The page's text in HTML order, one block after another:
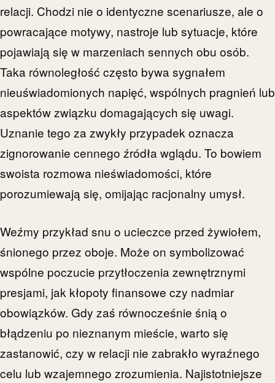
relacji. Chodzi nie o identyczne scenariusze, ale o
powracające motywy, nastroje lub sytuacje, które
pojawiają się w marzeniach sennych obu osób.
Taka równoległość często bywa sygnałem
nieuświadomionych napięć, wspólnych pragnień lub
aspektów związku domagających się uwagi.
Uznanie tego za zwykły przypadek oznacza
zignorowanie cennego źródła wglądu. To bowiem
swoista rozmowa nieświadomości, które
porozumiewają się, omijając racjonalny umysł.
Weźmy przykład snu o ucieczce przed żywiołem,
śnionego przez oboje. Może on symbolizować
wspólne poczucie przytłoczenia zewnętrznymi
presjami, jak kłopoty finansowe czy nadmiar
obowiązków. Gdy zaś równocześnie śnią o
błądzeniu po nieznanym mieście, warto się
zastanowić, czy w relacji nie zabrakło wyraźnego
celu lub wzajemnego zrozumienia. Najistotniejsze